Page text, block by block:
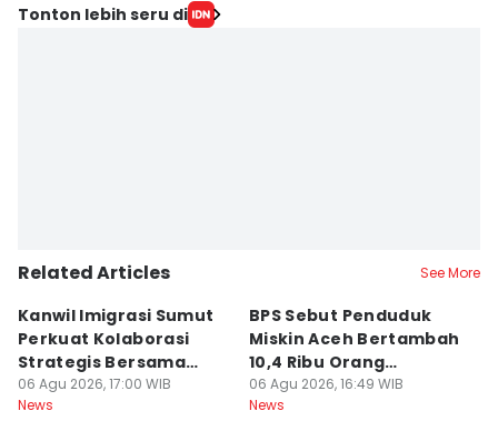
Editor
Tonton lebih seru di
Related Articles See More
Kanwil Imigrasi Sumut
Perkuat Kolaborasi
Strategis Bersama
BP3MI
06 Agu 2026, 17:00 WIB
News
BPS Sebut Penduduk
Miskin Aceh Bertambah
10,4 Ribu Orang
Pascabencana
06 Agu 2026, 16:49 WIB
News